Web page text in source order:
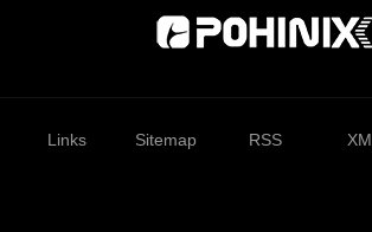
Links Sitemap RSS